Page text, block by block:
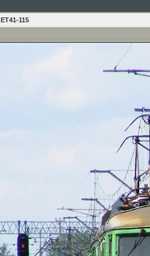
ET41-115